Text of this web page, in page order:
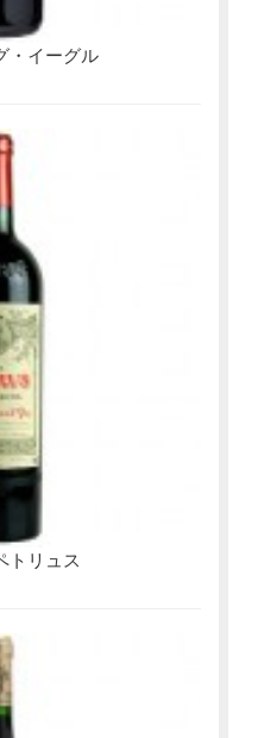
・イーグル
トリュス